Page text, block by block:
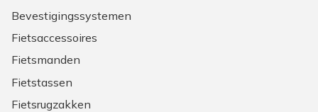
Bevestigingssystemen
Fietsaccessoires
Fietsmanden
Fietstassen
Fietsrugzakken